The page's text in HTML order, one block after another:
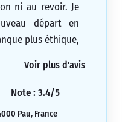
ni au revoir. Je
départ en
plus éthique,
près de 20 ans
Voir plus d'avis
Note : 3.4/5
Pau, France